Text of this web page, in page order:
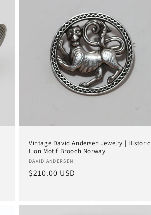
Vintage David Andersen Jewelry | Historic
Lion Motif Brooch Norway
Anbieter:
DAVID ANDERSEN
Normaler
$210.00 USD